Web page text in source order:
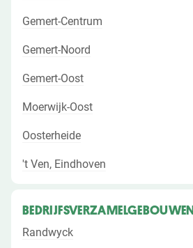
Gemert-Centrum
Gemert-Noord
Gemert-Oost
Moerwijk-Oost
Oosterheide
't Ven, Eindhoven
BEDRIJFSVERZAMELGEBOUWEN
Randwyck